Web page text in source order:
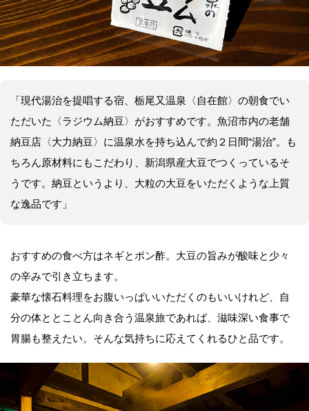
「現代湯治を提唱する宿、栃尾又温泉〈自在館〉の朝食でい
ただいた〈ラジウム納豆〉がおすすめです。魚沼市内の老舗
納豆店〈大力納豆〉に温泉水を持ち込んで約２日間“湯治”。も
ちろん原材料にもこだわり、新潟県産大豆でつくっているそ
うです。納豆というより、大粒の大豆をいただくような上質
な逸品です」
おすすめの食べ方はネギとポン酢。大豆の旨みが酸味と少々
の辛みで引き立ちます。
豪華な懐石料理をお腹いっぱいいただくのもいいけれど、自
分の体ととことん向き合う温泉旅であれば、滋味深い食事で
胃腸も整えたい。そんな気持ちに応えてくれるひと品です。